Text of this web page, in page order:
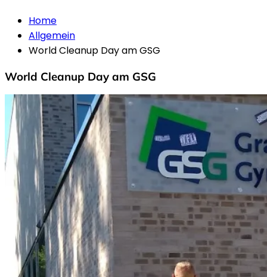
Home
Allgemein
World Cleanup Day am GSG
World Cleanup Day am GSG